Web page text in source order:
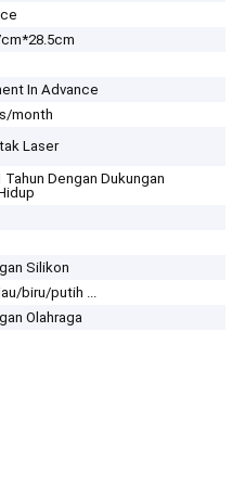
In Advance
month
Laser
Tahun Dengan Dukungan
Silikon
biru/putih ...
Olahraga